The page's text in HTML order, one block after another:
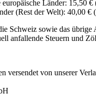
europäische Länder: 15,50 €
(Rest der Welt): 40,00 €
Schweiz sowie das übrige
anfallende Steuern und
versendet von unserer